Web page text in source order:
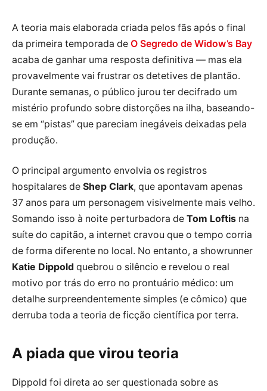
A teoria mais elaborada criada pelos fãs após o final
da primeira temporada de O Segredo de Widow’s Bay
acaba de ganhar uma resposta definitiva — mas ela
provavelmente vai frustrar os detetives de plantão.
Durante semanas, o público jurou ter decifrado um
mistério profundo sobre distorções na ilha, baseando-
se em “pistas” que pareciam inegáveis deixadas pela
produção.
O principal argumento envolvia os registros
hospitalares de Shep Clark, que apontavam apenas
37 anos para um personagem visivelmente mais velho.
Somando isso à noite perturbadora de Tom Loftis na
suíte do capitão, a internet cravou que o tempo corria
de forma diferente no local. No entanto, a showrunner
Katie Dippold quebrou o silêncio e revelou o real
motivo por trás do erro no prontuário médico: um
detalhe surpreendentemente simples (e cômico) que
derruba toda a teoria de ficção científica por terra.
A piada que virou teoria
Dippold foi direta ao ser questionada sobre as